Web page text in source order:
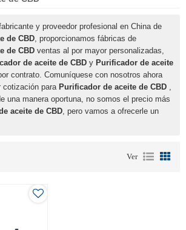
y proveedor profesional en China de
de CBD, proporcionamos fábricas de
de CBD ventas al por mayor personalizadas,
de aceite de CBD y Purificador de aceite
contrato. Comuníquese con nosotros ahora
cotización para Purificador de aceite de CBD ,
una manera oportuna, no somos el precio más
aceite de CBD, pero vamos a ofrecerle un
Ver